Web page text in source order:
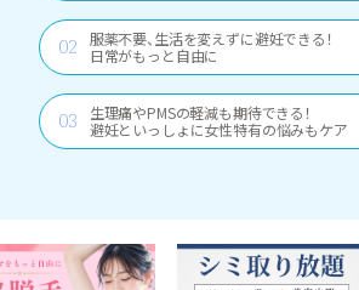
服薬不要、生活を変えずに避妊できる！
日常がもっと自由に
生理痛やPMSの軽減も期待できる！
避妊といっしょに女性特有の悩みもケア